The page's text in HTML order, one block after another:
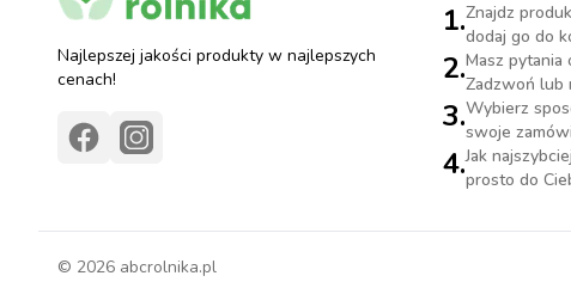
Najlepszej jakości produkty w najlepszych
cenach!
1.Znajdz
dodaj go do
2.Masz pytania
Zadzwoń lub
3.Wybierz
swoje
4.Jak
prosto do
© 2026 abcrolnika.pl